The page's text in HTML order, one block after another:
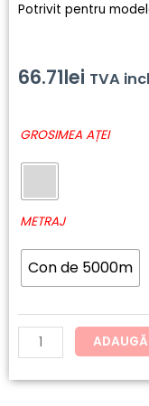
Potrivit pentru
66.71lei TVA
GROSIMEA AȚEI
METRAJ
Con de 5000m
Cantitate
SENSA
Green